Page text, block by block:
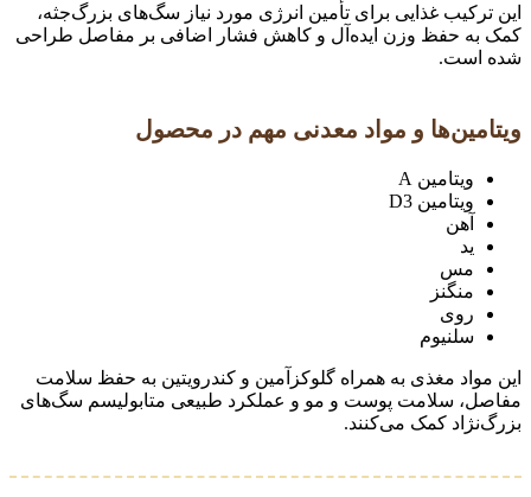
این ترکیب غذایی برای تأمین انرژی مورد نیاز سگ‌های بزرگ‌جثه،
کمک به حفظ وزن ایده‌آل و کاهش فشار اضافی بر مفاصل طراحی
شده است.
ویتامین‌ها و مواد معدنی مهم در محصول
ویتامین A
ویتامین D3
آهن
ید
مس
منگنز
روی
سلنیوم
این مواد مغذی به همراه گلوکزآمین و کندرویتین به حفظ سلامت
مفاصل، سلامت پوست و مو و عملکرد طبیعی متابولیسم سگ‌های
بزرگ‌نژاد کمک می‌کنند.